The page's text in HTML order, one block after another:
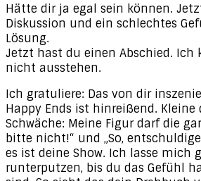
Hätte dir ja egal sein können.
Diskussion und ein schlechtes
Lösung.
Jetzt hast du einen Abschied. Ich
nicht ausstehen.
Ich gratuliere: Das von dir
Happy Ends ist hinreißend.
Schwäche: Meine Figur darf die
bitte nicht!“ und „So,
es ist deine Show. Ich lasse mich
runterputzen, bis du das Gefühl